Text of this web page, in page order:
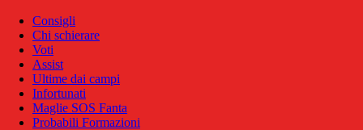
Consigli
Chi schierare
Voti
Assist
Ultime dai campi
Infortunati
Maglie SOS Fanta
Probabili Formazioni